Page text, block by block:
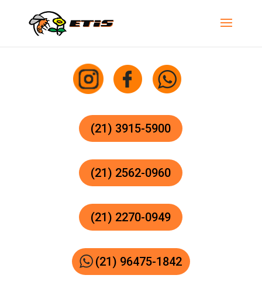
(21) 3915-5900
(21) 2562-0960
(21) 2270-0949
(21) 96475-1842